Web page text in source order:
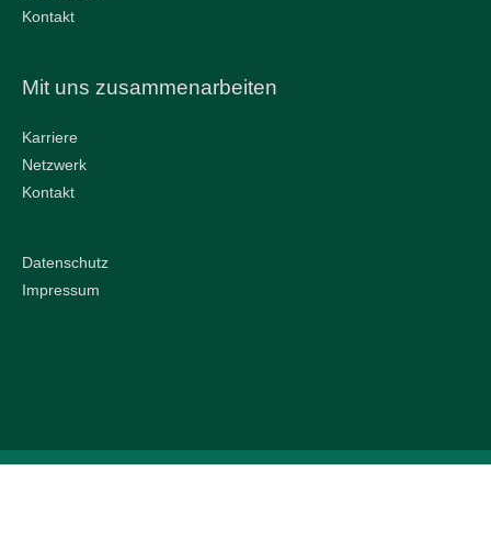
Kontakt
Mit uns zusammenarbeiten
Karriere
Netzwerk
Kontakt
Datenschutz
Impressum